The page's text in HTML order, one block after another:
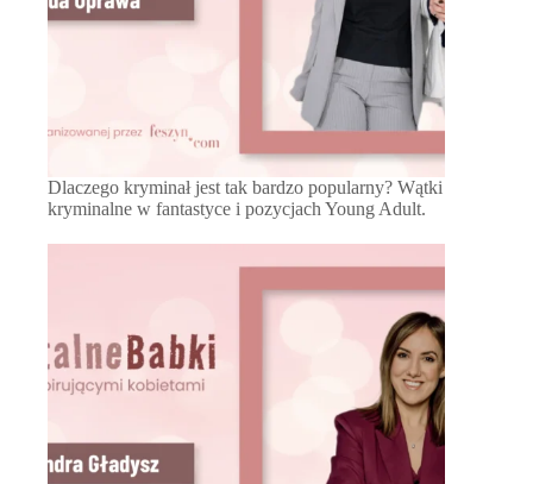
Dlaczego kryminał jest tak bardzo popularny? Wątki
kryminalne w fantastyce i pozycjach Young Adult.